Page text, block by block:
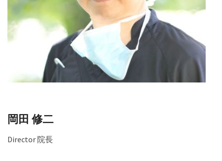
岡田 修二
Director 院長